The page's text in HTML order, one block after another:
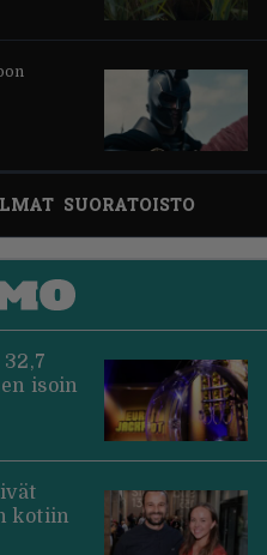
SUORATOISTO
isoin
kotiin